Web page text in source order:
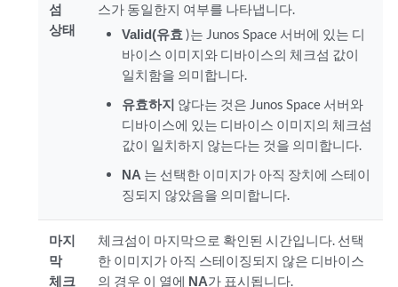
섬
상태
스가 동일한지 여부를 나타냅니다.
Valid(유효 )는 Junos Space 서버에 있는 디
바이스 이미지와 디바이스의 체크섬 값이
일치함을 의미합니다.
유효하지 않다는 것은 Junos Space 서버와
디바이스에 있는 디바이스 이미지의 체크섬
값이 일치하지 않는다는 것을 의미합니다.
NA 는 선택한 이미지가 아직 장치에 스테이
징되지 않았음을 의미합니다.
마지
막
체크
체크섬이 마지막으로 확인된 시간입니다. 선택
한 이미지가 아직 스테이징되지 않은 디바이스
의 경우 이 열에 NA가 표시됩니다.